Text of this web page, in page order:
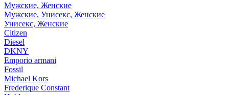
Мужские, Женские
Мужские, Унисекс, Женские
Унисекс, Женские
Citizen
Diesel
DKNY
Emporio armani
Fossil
Michael Kors
Frederique Constant